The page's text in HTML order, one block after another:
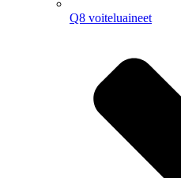
Q8 voiteluaineet